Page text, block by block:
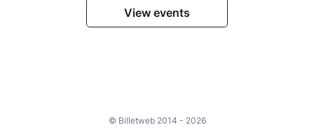
View events
© Billetweb 2014 - 2026